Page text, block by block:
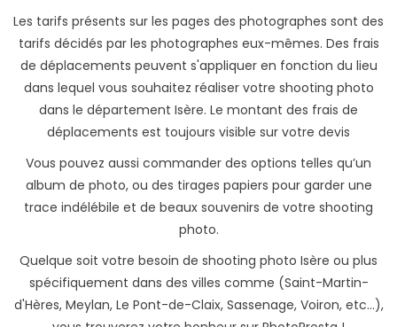
Les tarifs présents sur les pages des photographes sont des
tarifs décidés par les photographes eux-mêmes. Des frais
de déplacements peuvent s'appliquer en fonction du lieu
dans lequel vous souhaitez réaliser votre shooting photo
dans le département Isère. Le montant des frais de
déplacements est toujours visible sur votre devis
Vous pouvez aussi commander des options telles qu’un
album de photo, ou des tirages papiers pour garder une
trace indélébile et de beaux souvenirs de votre shooting
photo.
Quelque soit votre besoin de shooting photo Isère ou plus
spécifiquement dans des villes comme (Saint-Martin-
d'Hères, Meylan, Le Pont-de-Claix, Sassenage, Voiron, etc...),